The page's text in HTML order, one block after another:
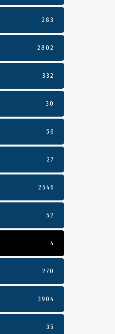
283
2802
332
30
56
27
2546
52
4
270
3904
35